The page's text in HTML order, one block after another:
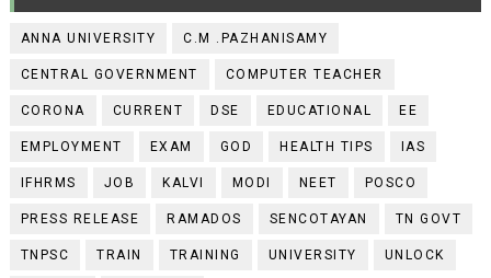
ANNA UNIVERSITY C.M .PAZHANISAMY
CENTRAL GOVERNMENT COMPUTER TEACHER
CORONA CURRENT DSE EDUCATIONAL EE
EMPLOYMENT EXAM GOD HEALTH TIPS IAS
IFHRMS JOB KALVI MODI NEET POSCO
PRESS RELEASE RAMADOS SENCOTAYAN TN GOVT
TNPSC TRAIN TRAINING UNIVERSITY UNLOCK